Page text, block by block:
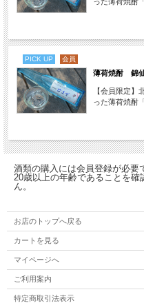
PICK UP 会員
薄荷焼酎 錦仙
【会員限定】
った薄荷焼酎
酒類の購入には会員登録が必要
20歳以上の年齢であることを
ん。
お店のトップへ戻る
カートを見る
マイページへ
ご利用案内
特定商取引法表示